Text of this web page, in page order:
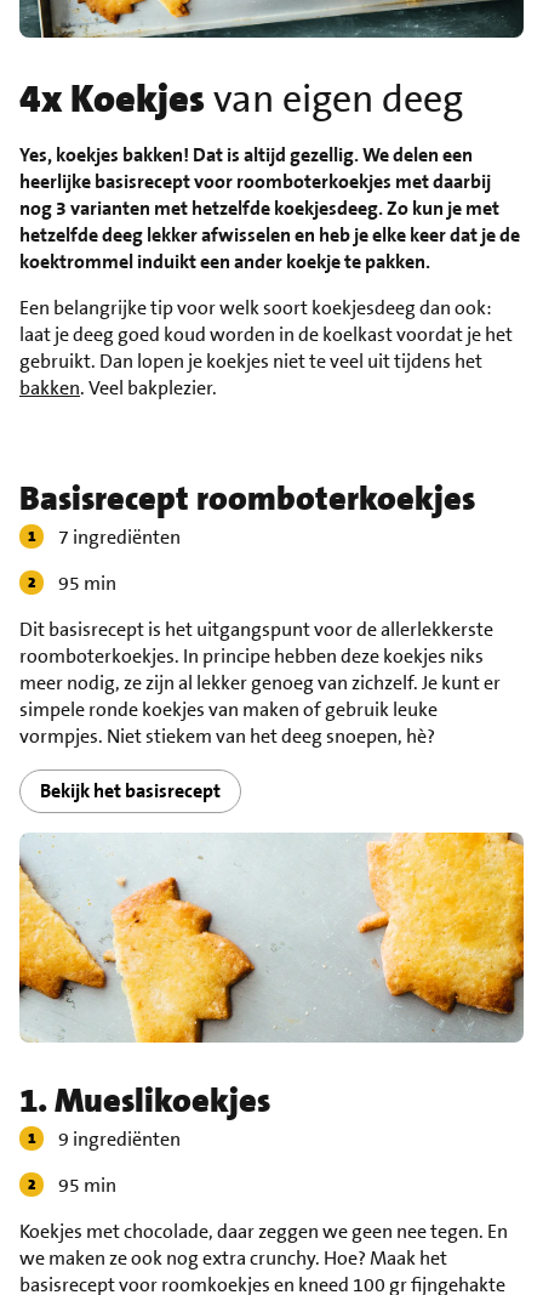
4x Koekjesvan eigen deeg
Yes, koekjes bakken! Dat is altijd gezellig. We delen een
heerlijke basisrecept voor roomboterkoekjes met daarbij
nog 3 varianten met hetzelfde koekjesdeeg. Zo kun je met
hetzelfde deeg lekker afwisselen en heb je elke keer dat je de
koektrommel induikt een ander koekje te pakken.
Een belangrijke tip voor welk soort koekjesdeeg dan ook:
laat je deeg goed koud worden in de koelkast voordat je het
gebruikt. Dan lopen je koekjes niet te veel uit tijdens het
bakken. Veel bakplezier.
Basisrecept roomboterkoekjes
7 ingrediënten
95 min
Dit basisrecept is het uitgangspunt voor de allerlekkerste
roomboterkoekjes. In principe hebben deze koekjes niks
meer nodig, ze zijn al lekker genoeg van zichzelf. Je kunt er
simpele ronde koekjes van maken of gebruik leuke
vormpjes. Niet stiekem van het deeg snoepen, hè?
Bekijk het basisrecept
1. Mueslikoekjes
9 ingrediënten
95 min
Koekjes met chocolade, daar zeggen we geen nee tegen. En
we maken ze ook nog extra crunchy. Hoe? Maak het
basisrecept voor roomkoekjes en kneed 100 gr fijngehakte